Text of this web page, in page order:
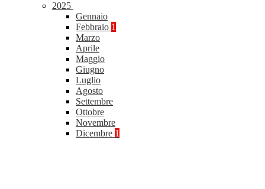
2025
Gennaio
Febbraio 1
Marzo
Aprile
Maggio
Giugno
Luglio
Agosto
Settembre
Ottobre
Novembre
Dicembre 1